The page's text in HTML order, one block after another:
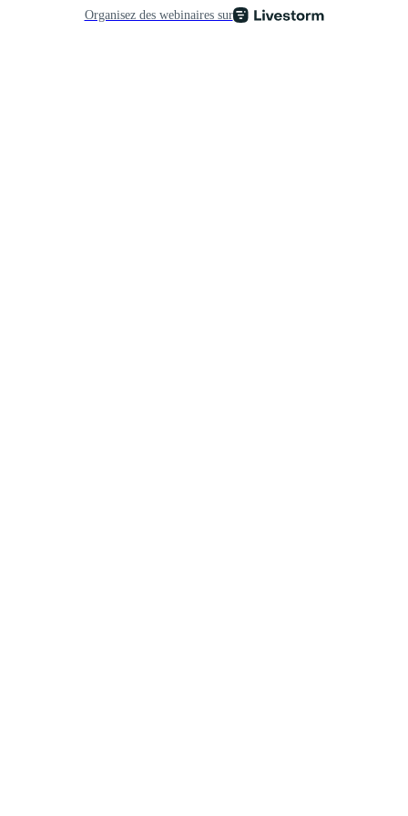
Organisez des webinaires sur